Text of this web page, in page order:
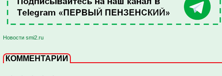
Новости smi2.ru
КОММЕНТАРИИ